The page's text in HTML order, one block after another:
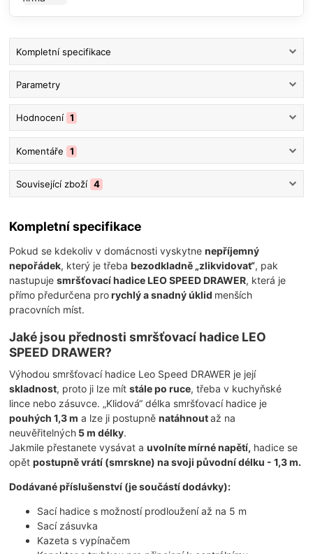
Kompletní specifikace
Parametry
Hodnocení 1
Komentáře 1
Související zboží 4
Kompletní specifikace
Pokud se kdekoliv v domácnosti vyskytnenepříjemný
nepořádek, který je třebabezodkladně „zlikvidovat“, pak
nastupujesmršťovací hadice LEO SPEED DRAWER, která je
přímo předurčena prorychlý a snadný úklid menších
pracovních míst.
Jaké jsou přednosti smršťovací hadice LEO
SPEED DRAWER?
Výhodou smršťovací hadice Leo Speed DRAWER je její
skladnost, proto ji lze mítstále po ruce, třeba v kuchyňské
lince nebo zásuvce. „Klidová“ délka smršťovací hadice je
pouhých 1,3 m a lze ji postupněnatáhnoutaž na
neuvěřitelných 5 m délky.
Jakmile přestanete vysávat auvolníte mírné napětí, hadice se
opětpostupně vrátí (smrskne) na svoji původní délku - 1,3 m.
Dodávané příslušenství (je součástí dodávky):
Sací hadice s možností prodloužení až na 5 m
Sací zásuvka
Kazeta s vypínačem